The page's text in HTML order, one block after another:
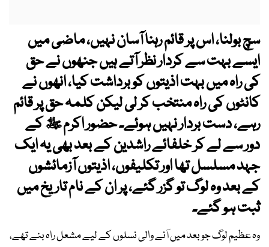
سچ بولنا، اس پر قائم رہنا آسان نہیں، ماضی میں
ایسے بہت سے کردار نظر آتے ہیں جنھوں نے حق
کی راہ میں بہت اذیتوں کو برداشت کیا، انھوں نے
کانٹوں کی راہ منتخب کر لی لیکن کلمہ حق پر قائم
رہے، دست بردار نہیں ہوئے۔ حضور اکرم ﷺ کے
دور سے لے کر خلفائے راشدین کے بعد بھی یہ ایک
جہد مسلسل تھا اور تکلیفوں، اذیتوں آزمائشوں
کے بعد وہ لوگ تو گزر گئے، پر ان کے نام تاریخ میں
ثبت ہو گئے۔
وہ عظیم لوگ جو بعد میں آنے والی نسلوں کے لیے مشعل راہ بنے تھے،